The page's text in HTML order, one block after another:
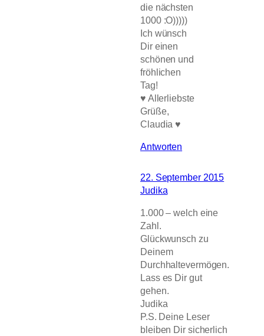
die nächsten
1000 :O)))))
Ich wünsch
Dir einen
schönen und
fröhlichen
Tag!
♥ Allerliebste
Grüße,
Claudia ♥
Antworten
22. September 2015
Judika
1.000 – welch eine
Zahl.
Glückwunsch zu
Deinem
Durchhaltevermögen.
Lass es Dir gut
gehen.
Judika
P.S. Deine Leser
bleiben Dir sicherlich